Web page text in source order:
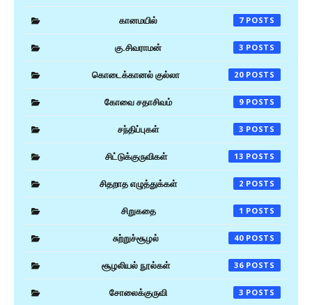
கானமயில் 7
கு.சிவராமன் 3
கொடைக்கானல் குல்லா 20
கோவை சதாசிவம் 9
சந்திப்புகள் 3
சிட்டுக்குருவிகள் 13
சிதறாத எழுத்துக்கள் 2
சிறுகதை 1
சுற்றுச்சூழல் 40
சூழலியல் நூல்கள் 36
சோலைக்குருவி 3